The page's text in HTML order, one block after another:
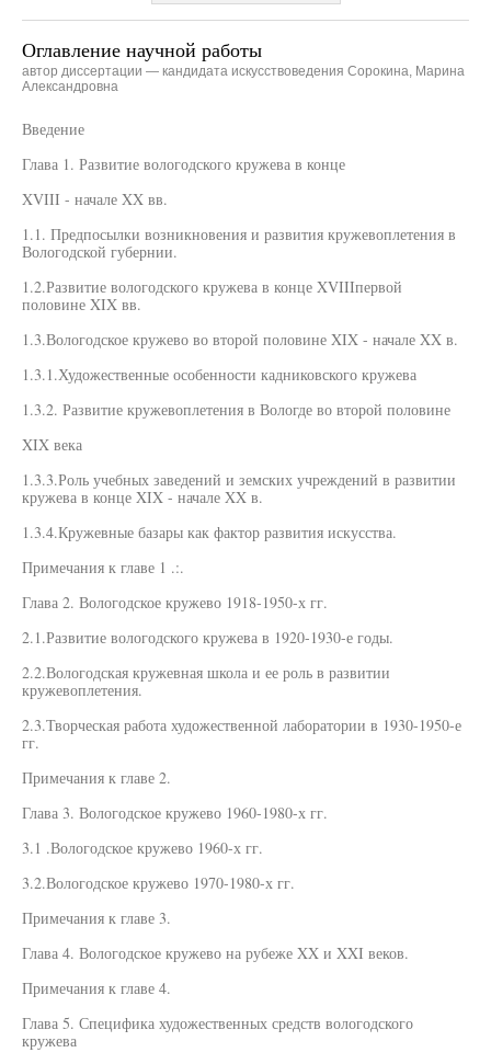
Оглавление научной работы
автор диссертации — кандидата искусствоведения Сорокина, Марина
Александровна
Введение
Глава 1. Развитие вологодского кружева в конце
XVIII - начале XX вв.
1.1. Предпосылки возникновения и развития кружевоплетения в
Вологодской губернии.
1.2.Развитие вологодского кружева в конце XVIIIпервой
половине XIX вв.
1.3.Вологодское кружево во второй половине XIX - начале XX в.
1.3.1.Художественные особенности кадниковского кружева
1.3.2. Развитие кружевоплетения в Вологде во второй половине
XIX века
1.3.3.Роль учебных заведений и земских учреждений в развитии
кружева в конце XIX - начале XX в.
1.3.4.Кружевные базары как фактор развития искусства.
Примечания к главе 1 .:.
Глава 2. Вологодское кружево 1918-1950-х гг.
2.1.Развитие вологодского кружева в 1920-1930-е годы.
2.2.Вологодская кружевная школа и ее роль в развитии
кружевоплетения.
2.3.Творческая работа художественной лаборатории в 1930-1950-е
гг.
Примечания к главе 2.
Глава 3. Вологодское кружево 1960-1980-х гг.
3.1 .Вологодское кружево 1960-х гг.
3.2.Вологодское кружево 1970-1980-х гг.
Примечания к главе 3.
Глава 4. Вологодское кружево на рубеже XX и XXI веков.
Примечания к главе 4.
Глава 5. Специфика художественных средств вологодского
кружева